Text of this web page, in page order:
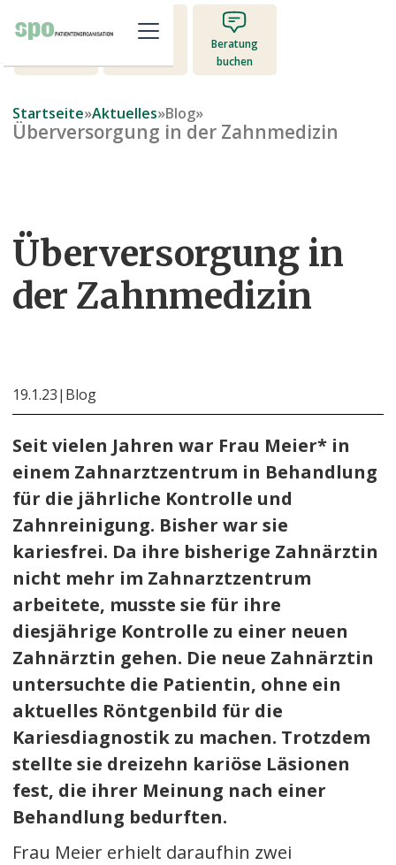
Startseite»Aktuelles»Blog»
Überversorgung in der Zahnmedizin
Überversorgung in
der Zahnmedizin
19.1.23| Blog
Seit vielen Jahren war Frau Meier* in
einem Zahnarztzentrum in Behandlung
für die jährliche Kontrolle und
Zahnreinigung. Bisher war sie
kariesfrei. Da ihre bisherige Zahnärztin
nicht mehr im Zahnarztzentrum
arbeitete, musste sie für ihre
diesjährige Kontrolle zu einer neuen
Zahnärztin gehen. Die neue Zahnärztin
untersuchte die Patientin, ohne ein
aktuelles Röntgenbild für die
Kariesdiagnostik zu machen. Trotzdem
stellte sie dreizehn kariöse Läsionen
fest, die ihrer Meinung nach einer
Behandlung bedurften.
Frau Meier erhielt daraufhin zwei
Mitglied
Beratung
buchen